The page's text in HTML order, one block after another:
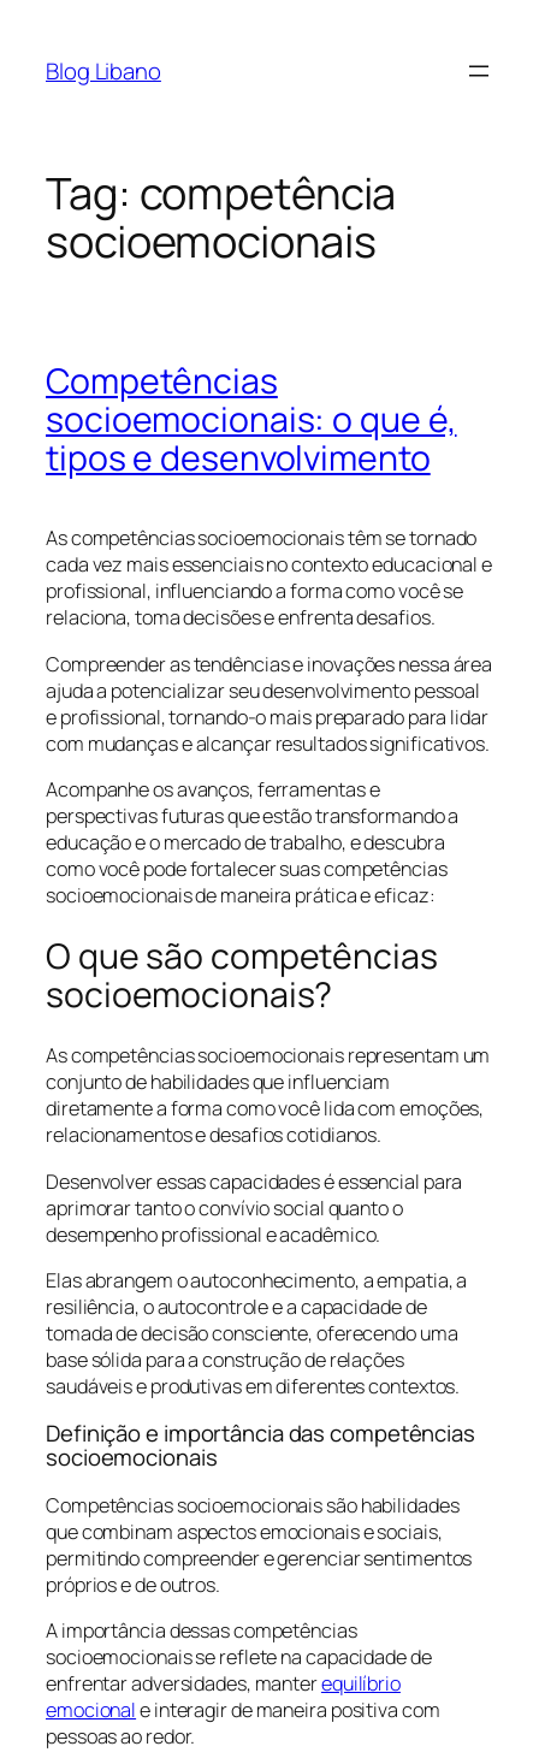
Blog Libano
Tag: competência
socioemocionais
Competências
socioemocionais: o que é,
tipos e desenvolvimento
As competências socioemocionais têm se tornado
cada vez mais essenciais no contexto educacional e
profissional, influenciando a forma como você se
relaciona, toma decisões e enfrenta desafios.
Compreender as tendências e inovações nessa área
ajuda a potencializar seu desenvolvimento pessoal
e profissional, tornando-o mais preparado para lidar
com mudanças e alcançar resultados significativos.
Acompanhe os avanços, ferramentas e
perspectivas futuras que estão transformando a
educação e o mercado de trabalho, e descubra
como você pode fortalecer suas competências
socioemocionais de maneira prática e eficaz:
O que são competências
socioemocionais?
As competências socioemocionais representam um
conjunto de habilidades que influenciam
diretamente a forma como você lida com emoções,
relacionamentos e desafios cotidianos.
Desenvolver essas capacidades é essencial para
aprimorar tanto o convívio social quanto o
desempenho profissional e acadêmico.
Elas abrangem o autoconhecimento, a empatia, a
resiliência, o autocontrole e a capacidade de
tomada de decisão consciente, oferecendo uma
base sólida para a construção de relações
saudáveis e produtivas em diferentes contextos.
Definição e importância das competências
socioemocionais
Competências socioemocionais são habilidades
que combinam aspectos emocionais e sociais,
permitindo compreender e gerenciar sentimentos
próprios e de outros.
A importância dessas competências
socioemocionais se reflete na capacidade de
enfrentar adversidades, manterequilíbrio
emocionale interagir de maneira positiva com
pessoas ao redor.